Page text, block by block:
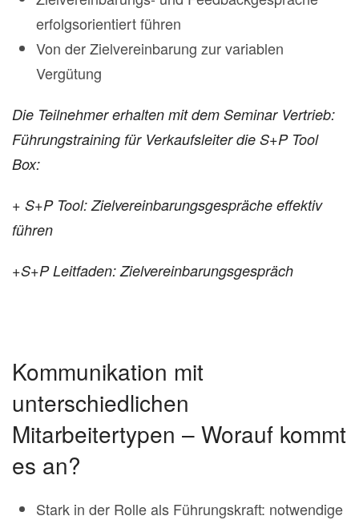
erfolgsorientiert führen
Von der Zielvereinbarung zur variablen
Vergütung
Die Teilnehmer erhalten mit dem Seminar Vertrieb:
Führungstraining für Verkaufsleiter die S+P Tool
Box:
+ S+P Tool: Zielvereinbarungsgespräche effektiv
führen
+S+P Leitfaden: Zielvereinbarungsgespräch
Kommunikation mit
unterschiedlichen
Mitarbeitertypen – Worauf kommt
es an?
Stark in der Rolle als Führungskraft: notwendige